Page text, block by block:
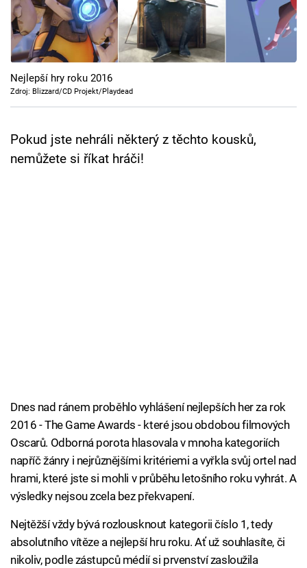
Cool Esport
Pořady
TV Program
Nejlepší hry roku 2016
Zdroj: Blizzard/CD Projekt/Playdead
Pokud jste nehráli některý z těchto kousků,
nemůžete si říkat hráči!
Dnes nad ránem proběhlo vyhlášení nejlepších her za rok
2016 - The Game Awards - které jsou obdobou filmových
Oscarů. Odborná porota hlasovala v mnoha kategoriích
napříč žánry i nejrůznějšími kritériemi a vyřkla svůj ortel nad
hrami, které jste si mohli v průběhu letošního roku vyhrát. A
výsledky nejsou zcela bez překvapení.
Nejtěžší vždy bývá rozlousknout kategorii číslo 1, tedy
absolutního vítěze a nejlepší hru roku. Ať už souhlasíte, či
nikoliv, podle zástupců médií si prvenství zasloužila